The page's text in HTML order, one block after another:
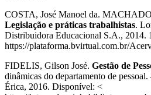
COSTA, José Manoel da.
Legislação e práticas trabalhistas.
Distribuidora Educacional S.A., 2014.
https://plataforma.bvirtual.com.br/
FIDELIS, Gilson José. Gestão de
dinâmicas do departamento de
Érica, 2016. Disponível: <